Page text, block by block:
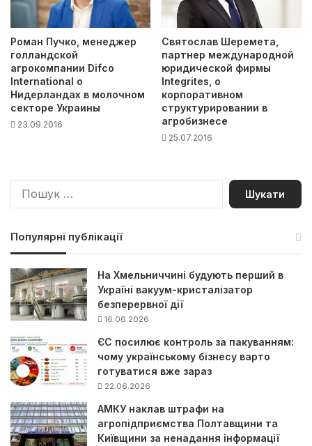
Роман Пучко, менеджер
голландской
агрокомпании Difco
International о
Нидерландах в молочном
секторе Украины
23.09.2016
Святослав Шеремета,
партнер международной
юридической фирмы
Integrites, о
корпоративном
структурировании в
агробизнесе
25.07.2016
П
Популярні публікації
На Хмельниччині будують перший в
Україні вакуум-кристалізатор
безперервної дії
16.06.2026
ЄС посилює контроль за пакуванням:
чому українському бізнесу варто
готуватися вже зараз
22.06.2026
АМКУ наклав штрафи на
агропідприємства Полтавщини та
Київщини за ненадання інформації